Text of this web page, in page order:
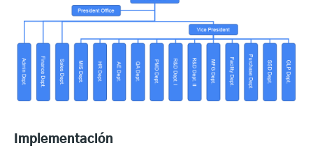
Implementación